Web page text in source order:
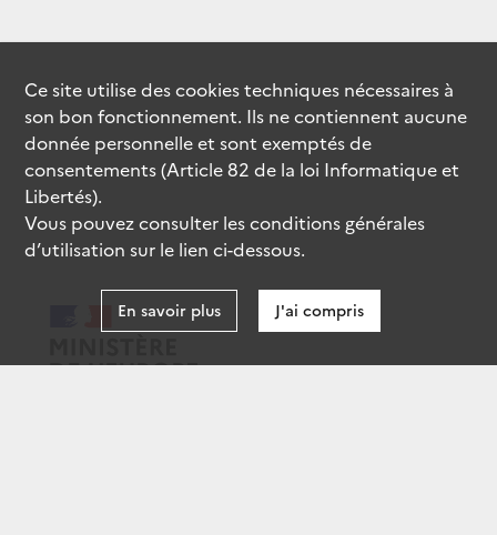
Ce site utilise descookiestechniques nécessaires à
son bon fonctionnement. Ils ne contiennent aucune
donnée personnelle et sont exemptés de
consentements (Article 82 de la loi Informatique et
Libertés).
Vous pouvez consulter les conditions générales
d’utilisation sur le lien ci-dessous.
En savoir plus J'ai compris